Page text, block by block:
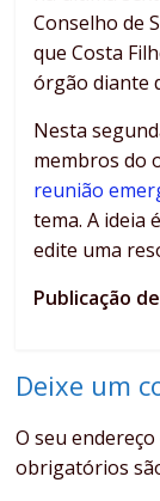
Conselho de
que Costa
órgão diante
Nesta
membros do
reunião
tema. A ideia
edite uma
Publicação
Deixe um
O seu
obrigatórios